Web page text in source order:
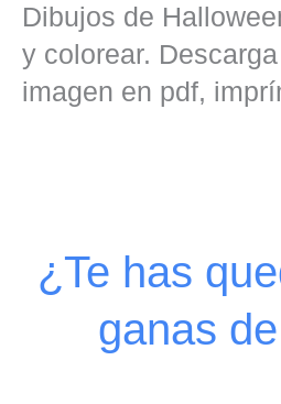
Dibujos de
y colorear.
imagen en pdf,
¿Te has
ganas